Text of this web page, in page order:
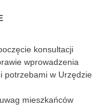
konsultacji
wprowadzenia
potrzebami w Urzędzie
mieszkańców